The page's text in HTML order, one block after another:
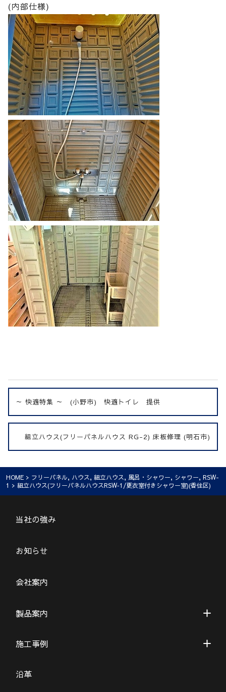
(内部仕様)
～ 快適特集 ～ (小野市) 快適トイレ 提供
組立ハウス(フリーパネルハウス RG-2) 床板修理 (明石市)
HOME > フリーパネル, ハウス, 組立ハウス, 風呂・シャワー, シャワー, RSW-
1 > 組立ハウス(フリーパネルハウスRSW‐1/更衣室付きシャワー室)(香住区)
当社の強み
お知らせ
会社案内
製品案内
施工事例
沿革